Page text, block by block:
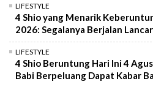
LIFESTYLE
4 Shio yang Menarik
2026: Segalanya Berjalan Lancar
LIFESTYLE
4 Shio Beruntung Hari Ini 4
Babi Berpeluang Dapat Kabar